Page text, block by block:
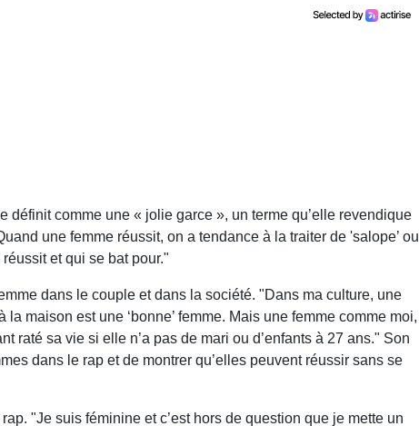
définit comme une « jolie garce », un terme qu’elle revendique
une femme réussit, on a tendance à la traiter de 'salope’ ou
et qui se bat pour."
dans le couple et dans la société. "Dans ma culture, une
la maison est une ‘bonne’ femme. Mais une femme comme moi,
raté sa vie si elle n’a pas de mari ou d’enfants à 27 ans." Son
dans le rap et de montrer qu’elles peuvent réussir sans se
"Je suis féminine et c’est hors de question que je mette un